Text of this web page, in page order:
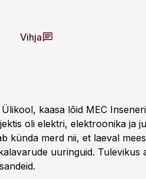
Vihja
kaasa lõid MEC
oli elektri, elektroonika ja
künda merd nii, et laeval
uuringuid. Tulevikus